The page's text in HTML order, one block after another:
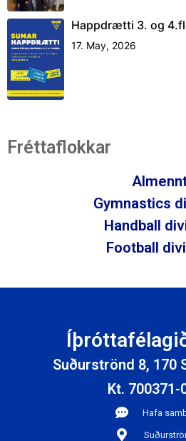
Happdrætti 3. og
17. May, 2026
Fréttaflokkar
Gymnastics
Handball
Football
Suðurströnd 8, 170
Kt. 700371-
Hafa